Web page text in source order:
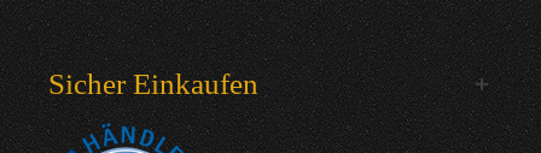
Sicher Einkaufen